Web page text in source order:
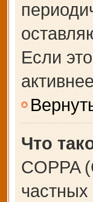
Если
Что
COPPA
частных